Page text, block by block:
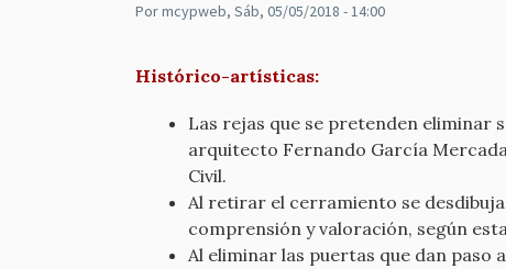
Pormcypweb, Sáb, 05/05/2018 - 14:00
Histórico-artísticas:
Las rejas que se pretenden eliminar
arquitecto Fernando García
Civil.
Al retirar el cerramiento se
comprensión y valoración, según
Al eliminar las puertas que dan